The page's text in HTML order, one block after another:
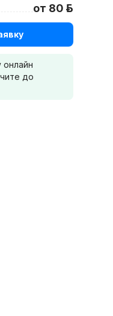
от 80 р.
онлайн
до